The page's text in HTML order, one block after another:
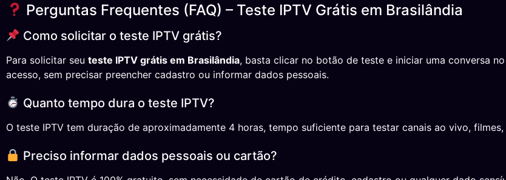
Perguntas Frequentes (FAQ) – Teste IPTV Grátis em Brasilândia
Como solicitar o teste IPTV grátis?
Para solicitar seu teste IPTV grátis em Brasilândia, basta clicar no botão de teste e iniciar uma conversa
acesso, sem precisar preencher cadastro ou informar dados pessoais.
Quanto tempo dura o teste IPTV?
O teste IPTV tem duração de aproximadamente 4 horas, tempo suficiente para testar canais ao vivo,
Preciso informar dados pessoais ou cartão?